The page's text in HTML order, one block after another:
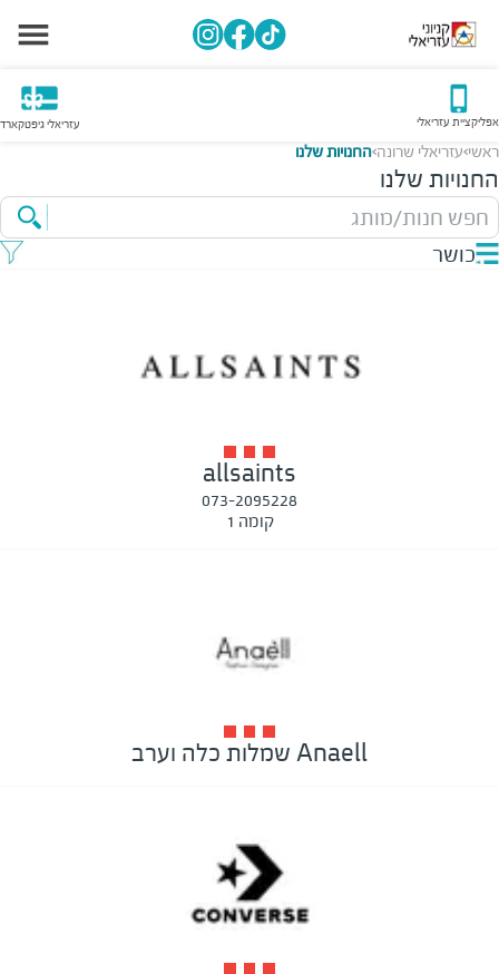
אפליקציית עזריאלי עזריאלי גיפטקארד
ראשי>עזריאלי שרונה>החנויות שלנו
החנויות שלנו
חפש חנות/מותג
כושר
allsaints
073-2095228
קומה 1
Anaell שמלות כלה וערב